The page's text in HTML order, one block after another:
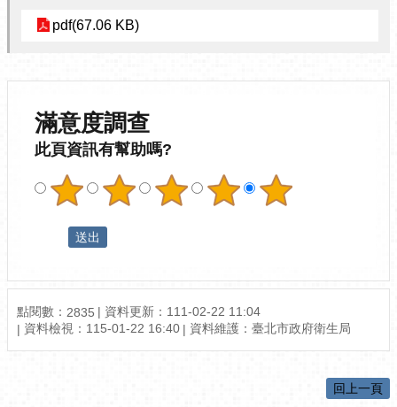
pdf(67.06 KB)
滿意度調查
此頁資訊有幫助嗎?
點閱數： 2835
資料更新：111-02-22 11:04
資料檢視：115-01-22 16:40
資料維護：臺北市政府衛生局
回上一頁